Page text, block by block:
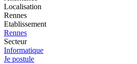
Localisation
Rennes
Etablissement
Rennes
Secteur
Informatique
Je postule